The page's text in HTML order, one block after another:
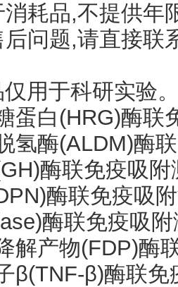
耗品,不提供年
问题,请直接联
用于科研实验
蛋白 (HRG)酶联
氢酶(ALDM)酶
酶联免疫吸
酶联免疫吸
酶联免疫吸
解产物(FDP)酶
β(TNF-β)酶联